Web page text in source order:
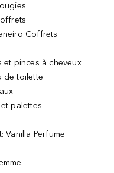
Coffrets
et pinces à cheveux
de toilette
palettes
Vanilla Perfume